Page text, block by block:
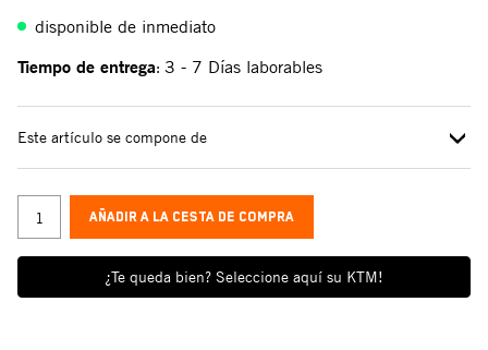
disponible de inmediato
Tiempo de entrega: 3 - 7 Días laborables
Este artículo se compone de
¿Te queda bien? Seleccione aquí su KTM!
AÑADIR A LA CESTA DE COMPRA